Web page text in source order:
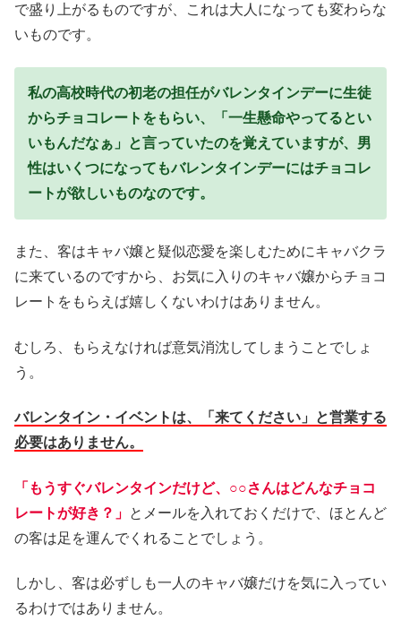
で盛り上がるものですが、これは大人になっても変わらな
いものです。
私の高校時代の初老の担任がバレンタインデーに生徒
からチョコレートをもらい、「一生懸命やってるとい
いもんだなぁ」と言っていたのを覚えていますが、男
性はいくつになってもバレンタインデーにはチョコレ
ートが欲しいものなのです。
また、客はキャバ嬢と疑似恋愛を楽しむためにキャバクラ
に来ているのですから、お気に入りのキャバ嬢からチョコ
レートをもらえば嬉しくないわけはありません。
むしろ、もらえなければ意気消沈してしまうことでしょ
う。
バレンタイン・イベントは、「来てください」と営業する
必要はありません。
「もうすぐバレンタインだけど、○○さんはどんなチョコ
レートが好き？」 とメールを入れておくだけで、ほとんど
の客は足を運んでくれることでしょう。
しかし、客は必ずしも一人のキャバ嬢だけを気に入ってい
るわけではありません。